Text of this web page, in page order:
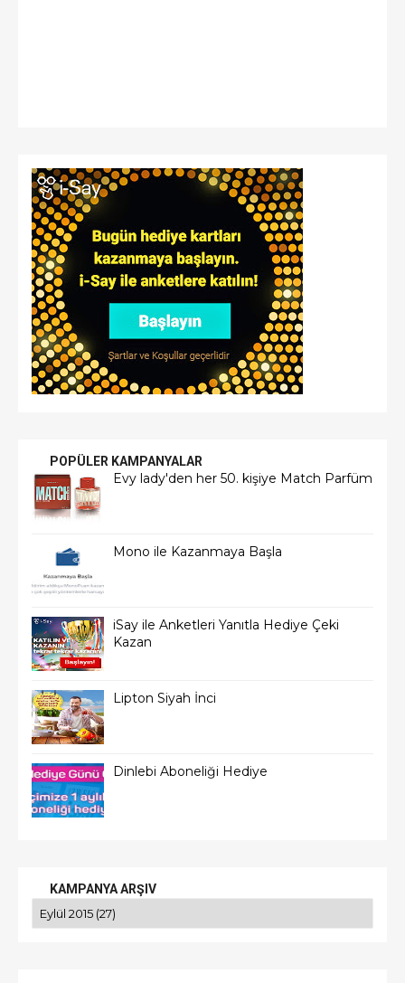
POPÜLER KAMPANYALAR
Evy lady'den her 50. kişiye Match Parfüm
Mono ile Kazanmaya Başla
iSay ile Anketleri Yanıtla Hediye Çeki
Kazan
Lipton Siyah İnci
Dinlebi Aboneliği Hediye
KAMPANYA ARŞIV